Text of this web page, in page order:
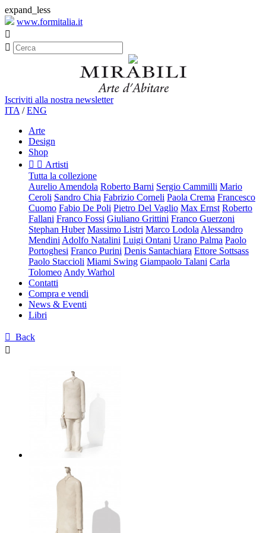
expand_less
www.formitalia.it


Iscriviti alla nostra newsletter
ITA /ENG
Arte
Design
Shop
  Artisti
Tutta la collezione
Aurelio Amendola Roberto Barni Sergio Cammilli Mario
Ceroli Sandro Chia Fabrizio Corneli Paola Crema Francesco
Cuomo Fabio De Poli Pietro Del Vaglio Max Ernst Roberto
Fallani Franco Fossi Giuliano Grittini Franco Guerzoni
Stephan Huber Massimo Listri Marco Lodola Alessandro
Mendini Adolfo Natalini Luigi Ontani Urano Palma Paolo
Portoghesi Franco Purini Denis Santachiara Ettore Sottsass
Paolo Staccioli Miami Swing Giampaolo Talani Carla
Tolomeo Andy Warhol
Contatti
Compra e vendi
News & Eventi
Libri
 Back
